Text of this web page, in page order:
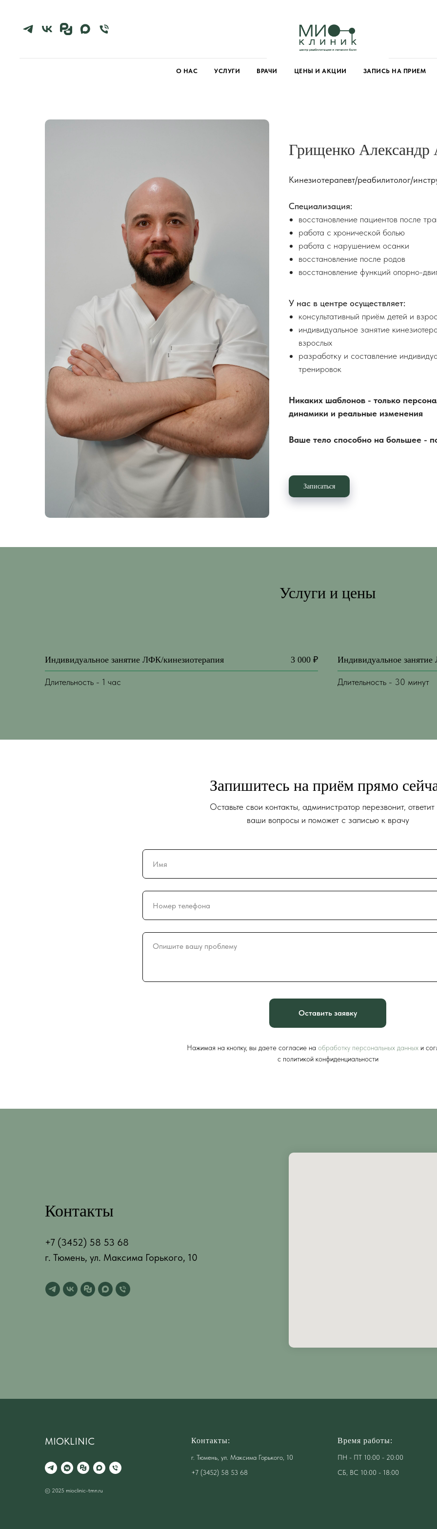
О НАС УСЛУГИ ВРАЧИ ЦЕНЫ И АКЦИИ ЗАПИСЬ НА ПРИЕМ
Грищенко Александр
Кинезиотерапевт/реабилитолог/
Специализация:
восстановление пациентов после
работа с хронической болью
работа с нарушением осанки
восстановление после родов
восстановление функций опорно-
У нас в центре осуществляет:
консультативный приём детей и
индивидуальное занятие
взрослых
разработку и составление
тренировок
Никаких шаблонов - только
динамики и реальные изменения
Ваше тело способно на большее -
Записаться
Услуги и цены
Индивидуальное занятие ЛФК/кинезиотерапия 3 000 ₽
Длительность - 1 час
Индивидуальное
Длительность - 30 минут
Запишитесь на приём прямо
Оставьте свои контакты, администратор перезвонит,
ваши вопросы и поможет с записью к врачу
Оставить заявку
Нажимая на кнопку, вы даете согласие на обработку персональных данныхи
c политикой конфиденциальности
Контакты
+7 (3452) 58 53 68
г. Тюмень, ул. Максима Горького, 10
MIOKLINIC
© 2025 mioclinic-tmn.ru
Контакты:
г. Тюмень, ул. Максима Горького, 10
+7 (3452) 58 53 68
Время работы:
ПН - ПТ 10:00 - 20:00
СБ, ВС 10:00 - 18:00